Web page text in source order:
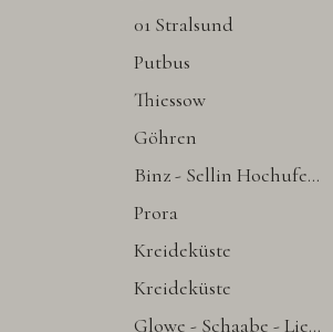
01 Stralsund
Putbus
Thiessow
Göhren
Binz - Sellin Hochuferweg
Prora
Kreideküste
Kreideküste
Glowe - Schaabe - Lietzow